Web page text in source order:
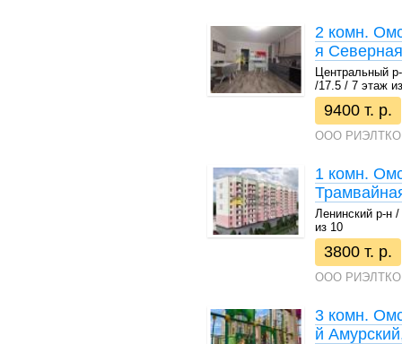
2 комн.
я
Центральный
/17.5 / 7 этаж
9400 т. р.
ООО
1 комн.
Ленинский р-н
из 10
3800 т. р.
ООО
3 комн.
й